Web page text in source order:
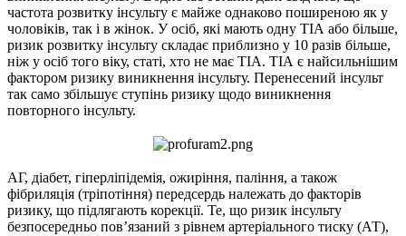
частота розвитку інсульту є майже однаково поширеною як у
чоловіків, так і в жінок. У осіб, які мають одну ТІА або більше,
ризик розвитку інсульту складає приблизно у 10 разів більше,
ніж у осіб того віку, статі, хто не має ТІА. ТІА є найсильнішим
фактором ризику виникнення інсульту. Перенесений інсульт
так само збільшує ступінь ризику щодо виникнення
повторного інсульту.
АГ, діабет, гіперліпідемія, ожиріння, паління, а також
фібриляція (тріпотіння) передсердь належать до факторів
ризику, що підлягають корекції. Те, що ризик інсульту
безпосередньо пов’язаний з рівнем артеріального тиску (АТ),